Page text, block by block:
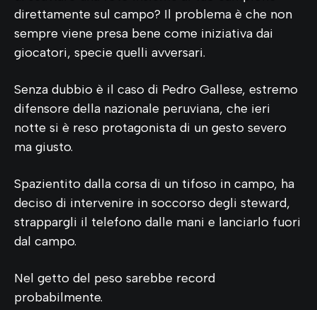
direttamente sul campo? Il problema è che non
sempre viene presa bene come iniziativa dai
giocatori, specie quelli avversari.
Senza dubbio è il caso di Pedro Gallese, estremo
difensore della nazionale peruviana, che ieri
notte si è reso protagonista di un gesto severo
ma giusto.
Spazientito dalla corsa di un tifoso in campo, ha
deciso di intervenire in soccorso degli steward,
strappargli il telefono dalle mani e lanciarlo fuori
dal campo.
Nel getto del peso sarebbe record
probabilmente.